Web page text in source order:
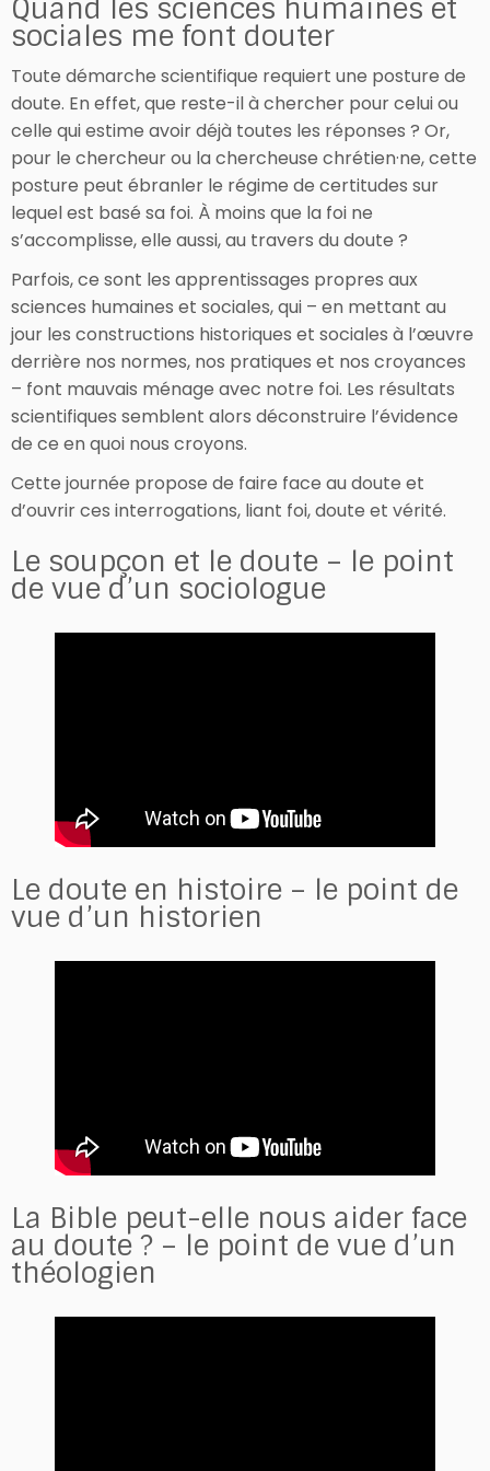
Quand les sciences humaines et
sociales me font douter
Toute démarche scientifique requiert une posture de
doute. En effet, que reste-il à chercher pour celui ou
celle qui estime avoir déjà toutes les réponses ? Or,
pour le chercheur ou la chercheuse chrétien·ne, cette
posture peut ébranler le régime de certitudes sur
lequel est basé sa foi. À moins que la foi ne
s’accomplisse, elle aussi, au travers du doute ?
Parfois, ce sont les apprentissages propres aux
sciences humaines et sociales, qui – en mettant au
jour les constructions historiques et sociales à l’œuvre
derrière nos normes, nos pratiques et nos croyances
– font mauvais ménage avec notre foi. Les résultats
scientifiques semblent alors déconstruire l’évidence
de ce en quoi nous croyons.
Cette journée propose de faire face au doute et
d’ouvrir ces interrogations, liant foi, doute et vérité.
Le soupçon et le doute – le point
de vue d’un sociologue
Le doute en histoire – le point de
vue d’un historien
La Bible peut-elle nous aider face
au doute ? – le point de vue d’un
théologien